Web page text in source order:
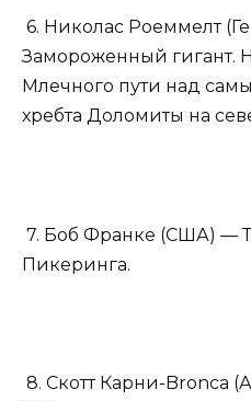
6. Николас Роеммелт
Замороженный гигант.
Млечного пути над
хребта Доломиты на
7. Боб Франке (США) —
Пикеринга.
8. Скотт Карни-Bronca